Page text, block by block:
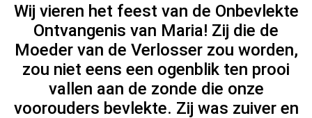
Wij vieren het feest van de Onbevlekte
Ontvangenis van Maria! Zij die de
Moeder van de Verlosser zou worden,
zou niet eens een ogenblik ten prooi
vallen aan de zonde die onze
voorouders bevlekte. Zij was zuiver en